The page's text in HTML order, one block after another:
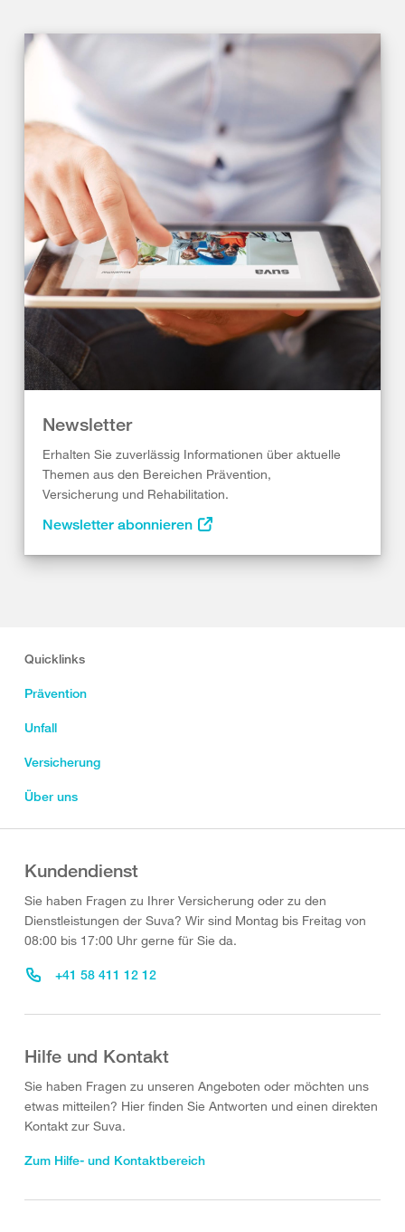
Newsletter
Erhalten Sie zuverlässig Informationen über aktuelle
Themen aus den Bereichen Prävention,
Versicherung und Rehabilitation.
Newsletter abonnieren
Quicklinks
Prävention
Unfall
Versicherung
Über uns
Kundendienst
Sie haben Fragen zu Ihrer Versicherung oder zu den
Dienstleistungen der Suva? Wir sind Montag bis Freitag von
08:00 bis 17:00 Uhr gerne für Sie da.
+41 58 411 12 12
Hilfe und Kontakt
Sie haben Fragen zu unseren Angeboten oder möchten uns
etwas mitteilen? Hier finden Sie Antworten und einen direkten
Kontakt zur Suva.
Zum Hilfe- und Kontaktbereich